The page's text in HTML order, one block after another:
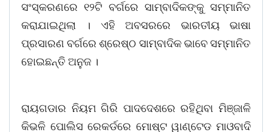
ସଂସ୍କରଣରେ ୧୨ଟି ବର୍ଗରେ ସାମ୍ବାଦିକଙ୍କୁ ସମ୍ମାନିତ
କରାଯାଇଥିଲା । ଏହି ଅବସରରେ ଭାରତୀୟ ଭାଷା
ପ୍ରସାରଣ ବର୍ଗରେ ଶ୍ରେଷ୍ଠ ସାମ୍ବାଦିକ ଭାବେ ସମ୍ମାନିତ
ହୋଇଛନ୍ତି ଅନୁଜ ।
ରାୟଗଡାର ନିୟମ ଗିରି ପାଦଦେଶରେ ରହିଥିବା ମିଞ୍ଜାଳି
କିଭଳି ପୋଲିସ ରେକର୍ଡରେ ମୋଷ୍ଟ ୱାଣ୍ଟେଡ ମାଓବାଦି